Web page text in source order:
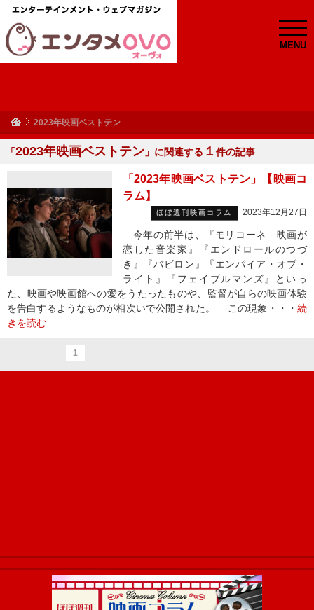
MENU
2023年映画ベストテン
「2023年映画ベストテン 」に関連する １ 件の記事
「2023年映画ベストテン」【映画コ
ラム】
ほぼ週刊映画コラム 2023年12月27日
今年の前半は、『モリコーネ 映画が
恋した音楽家』『エンドロールのつづ
き』『バビロン』『エンパイア・オブ・
ライト』『フェイブルマンズ』といっ
た、映画や映画館への愛をうたったものや、監督が自らの映画体験
を告白するようなものが相次いで公開された。 この現象・・・ 続
きを読む
1